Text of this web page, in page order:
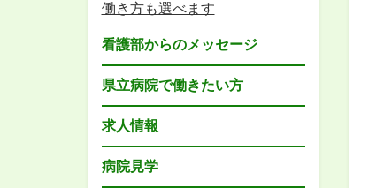
働き方も選べます
看護部からのメッセージ
県立病院で働きたい方
求人情報
病院見学